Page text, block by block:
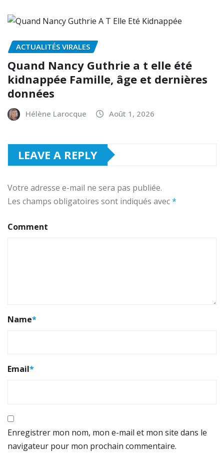
ACTUALITÉS VIRALES
Quand Nancy Guthrie a t elle été
kidnappée Famille, âge et dernières
données
Hélène Larocque Août 1, 2026
LEAVE A REPLY
Votre adresse e-mail ne sera pas publiée.
Les champs obligatoires sont indiqués avec*
Comment
Name*
Email*
Enregistrer mon nom, mon e-mail et mon site dans le
navigateur pour mon prochain commentaire.